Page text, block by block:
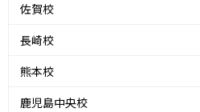
佐賀校
長崎校
熊本校
鹿児島中央校